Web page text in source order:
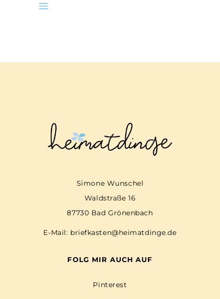
Simone Wunschel
Waldstraße 16
87730 Bad Grönenbach
E-Mail: briefkasten@heimatdinge.de
FOLG MIR AUCH AUF
Pinterest